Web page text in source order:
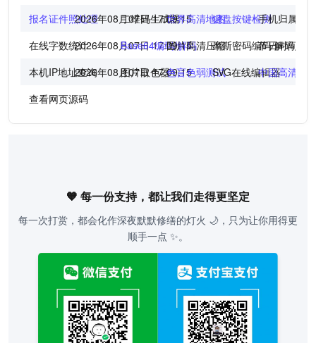
报名证件照处理2026年08月07日 17:09:15
二维码生成器世界高清地图键盘按键检测手机归属地
在线字数统计2026年08月07日 17:09:15
Base64编码/解码图片高清压缩摩斯密码编码/解码
节日时间倒
本机IP地址查询2026年08月07日 17:09:15
图片取色器色盲色弱测试SVG在线编辑器中国高清地
查看网页源码
🧡 每一份支持，都让我们走得更坚定
每一次打赏，都会化作深夜默默修缮的灯火 🌙，只为让你用得更
顺手一点 ✨。